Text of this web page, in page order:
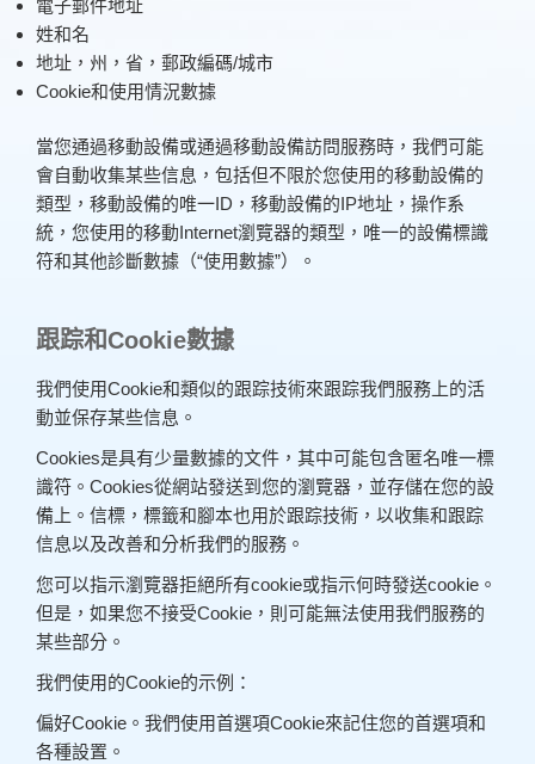
電子郵件地址
姓和名
地址，州，省，郵政編碼/城市
Cookie和使用情況數據
當您通過移動設備或通過移動設備訪問服務時，我們可能
會自動收集某些信息，包括但不限於您使用的移動設備的
類型，移動設備的唯一ID，移動設備的IP地址，操作系
統，您使用的移動Internet瀏覽器的類型，唯一的設備標識
符和其他診斷數據（“使用數據”）。
跟踪和Cookie數據
我們使用Cookie和類似的跟踪技術來跟踪我們服務上的活
動並保存某些信息。
Cookies是具有少量數據的文件，其中可能包含匿名唯一標
識符。Cookies從網站發送到您的瀏覽器，並存儲在您的設
備上。信標，標籤和腳本也用於跟踪技術，以收集和跟踪
信息以及改善和分析我們的服務。
您可以指示瀏覽器拒絕所有cookie或指示何時發送cookie。
但是，如果您不接受Cookie，則可能無法使用我們服務的
某些部分。
我們使用的Cookie的示例：
偏好Cookie。我們使用首選項Cookie來記住您的首選項和
各種設置。
恆行之友
Add to Home Screen
Continue in browser